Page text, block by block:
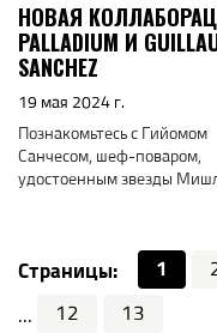
НОВАЯ
PALLADIUM И
SANCHEZ
19 мая 2024 г.
Познакомьтесь с Гийомом
Санчесом, шеф-поваром,
удостоенным звезды
Страницы: 1
...
12 13